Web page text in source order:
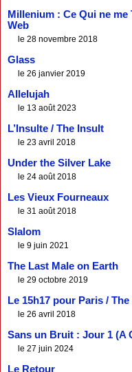
Millenium : Ce Qui ne me
Web
le 28 novembre 2018
Glass
le 26 janvier 2019
Allelujah
le 13 août 2023
L’Insulte / The Insult
le 23 avril 2018
Under the Silver Lake
le 24 août 2018
Les Vieux Fourneaux
le 31 août 2018
Slalom
le 9 juin 2021
The Last Male on Earth
le 29 octobre 2019
Le 15h17 pour Paris /
le 26 avril 2018
Sans un Bruit : Jour 1 (A
le 27 juin 2024
Le Retour